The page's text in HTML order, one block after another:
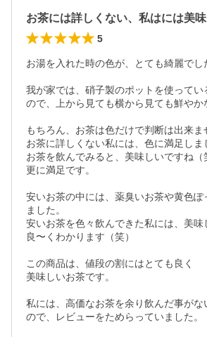
5
お湯を入れた時の色が、とても綺麗でし
我が家では、硝子製のポットを使ってい
ので、上から見ても横から見ても鮮やか
もちろん、お茶は色だけで判断は出来ま
お茶に詳しくない私には、色に満足しま
お茶を飲んでみると、美味しいですね（
更に満足です。
安いお茶の中には、薬臭いお茶や黄色ぽ
ました。
安いお茶を色々飲んできた私には、美味
良〜くわかります（笑）
この商品は、値段の割にはとても良く
美味しいお茶です。
私には、高価なお茶を余り飲んだ事がな
ので、レビューをためらっていました。